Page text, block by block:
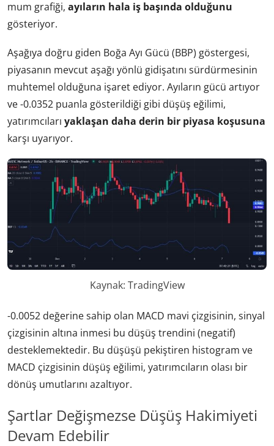
mum grafiği, ayıların hala iş başında olduğunu
gösteriyor.
Aşağıya doğru giden Boğa Ayı Gücü (BBP) göstergesi,
piyasanın mevcut aşağı yönlü gidişatını sürdürmesinin
muhtemel olduğuna işaret ediyor. Ayıların gücü artıyor
ve -0.0352 puanla gösterildiği gibi düşüş eğilimi,
yatırımcıları yaklaşan daha derin bir piyasa koşusuna
karşı uyarıyor.
Kaynak: TradingView
-0.0052 değerine sahip olan MACD mavi çizgisinin, sinyal
çizgisinin altına inmesi bu düşüş trendini (negatif)
desteklemektedir. Bu düşüşü pekiştiren histogram ve
MACD çizgisinin düşüş eğilimi, yatırımcıların olası bir
dönüş umutlarını azaltıyor.
Şartlar Değişmezse Düşüş Hakimiyeti
Devam Edebilir